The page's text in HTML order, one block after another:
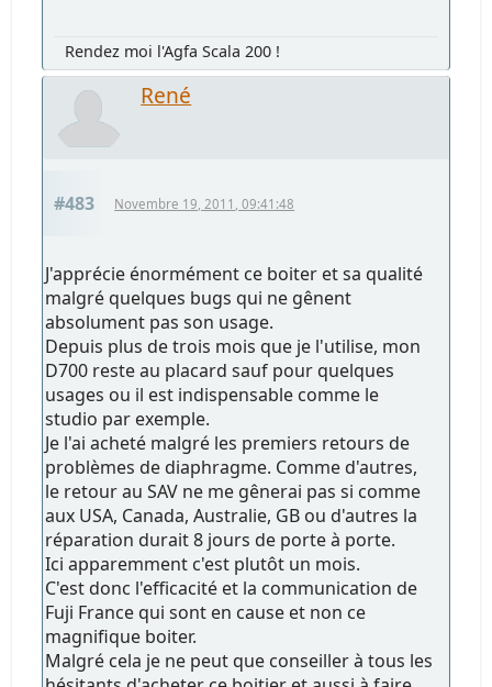
Rendez moi l'Agfa Scala 200 !
René
#483 Novembre 19, 2011, 09:41:48
J'apprécie énormément ce boiter et sa qualité
malgré quelques bugs qui ne gênent
absolument pas son usage.
Depuis plus de trois mois que je l'utilise, mon
D700 reste au placard sauf pour quelques
usages ou il est indispensable comme le
studio par exemple.
Je l'ai acheté malgré les premiers retours de
problèmes de diaphragme. Comme d'autres,
le retour au SAV ne me gênerai pas si comme
aux USA, Canada, Australie, GB ou d'autres la
réparation durait 8 jours de porte à porte.
Ici apparemment c'est plutôt un mois.
C'est donc l'efficacité et la communication de
Fuji France qui sont en cause et non ce
magnifique boiter.
Malgré cela je ne peut que conseiller à tous les